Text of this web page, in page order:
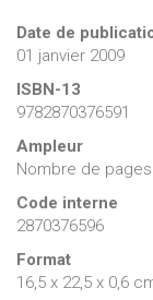
Date de
01 janvier 2009
ISBN-13
9782870376591
Ampleur
Nombre de
Code interne
2870376596
Format
16,5 x 22,5 x 0,6